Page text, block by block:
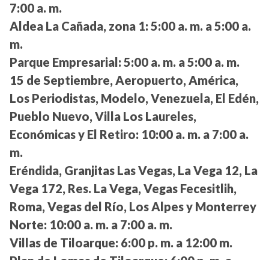
7:00 a. m.
Aldea La Cañada, zona 1: 5:00 a. m. a 5:00 a.
m.
Parque Empresarial: 5:00 a. m. a 5:00 a. m.
15 de Septiembre, Aeropuerto, América,
Los Periodistas, Modelo, Venezuela, El Edén,
Pueblo Nuevo, Villa Los Laureles,
Económicas y El Retiro: 10:00 a. m. a 7:00 a.
m.
Eréndida, Granjitas Las Vegas, La Vega 12, La
Vega 172, Res. La Vega, Vegas Fecesitlih,
Roma, Vegas del Río, Los Alpes y Monterrey
Norte: 10:00 a. m. a 7:00 a. m.
Villas de Tiloarque: 6:00 p. m. a 12:00 m.